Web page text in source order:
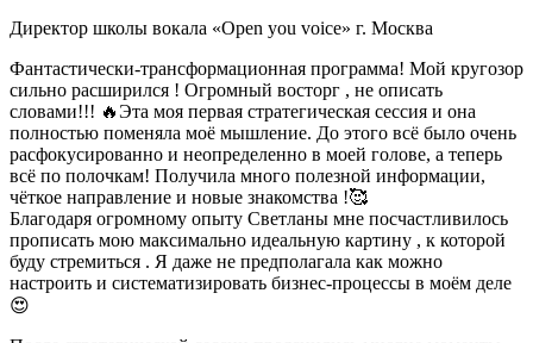
Директор школы вокала «Open you voice» г. Москва
Фантастически-трансформационная программа! Мой кругозор
сильно расширился ! Огромный восторг , не описать
словами!!! 🔥Эта моя первая стратегическая сессия и она
полностью поменяла моё мышление. До этого всё было очень
расфокусированно и неопределенно в моей голове, а теперь
всё по полочкам! Получила много полезной информации,
чёткое направление и новые знакомства !🥰
Благодаря огромному опыту Светланы мне посчастливилось
прописать мою максимально идеальную картину , к которой
буду стремиться . Я даже не предполагала как можно
настроить и систематизировать бизнес-процессы в моём деле
😍